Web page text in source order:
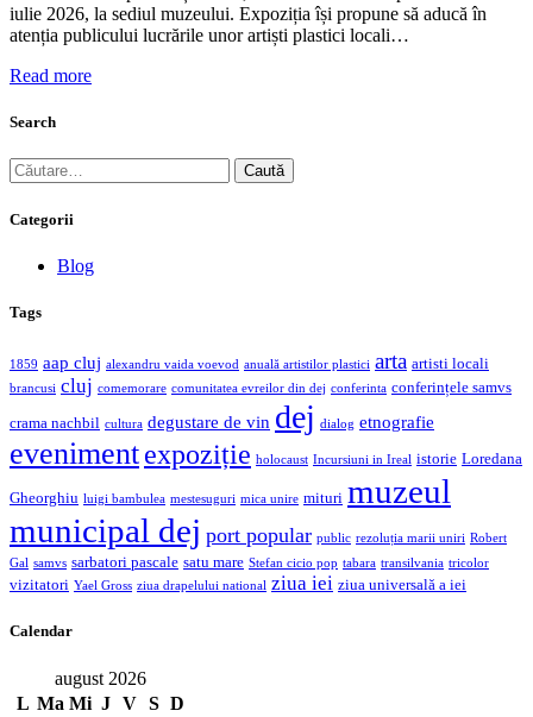
iulie 2026, la sediul muzeului. Expoziția își propune să aducă în
atenția publicului lucrările unor artiști plastici locali…
Read more
Search
Caută
după:
Categorii
Blog
Tags
1859 aap cluj alexandru vaida voevod anuală artistilor plastici arta artisti locali
brancusi cluj comemorare comunitatea evreilor din dej conferinta conferințele samvs
crama nachbil cultura degustare de vin dej dialog etnografie
evenimentexpoziție holocaust Incursiuni in Ireal istorie Loredana
Gheorghiu luigi bambulea mestesuguri mica unire mituri muzeul
municipal dej port popular public rezoluția marii uniri Robert
Gal samvs sarbatori pascale satu mare Stefan cicio pop tabara transilvania tricolor
vizitatori Yael Gross ziua drapelului national ziua iei ziua universală a iei
Calendar
august 2026
L Ma Mi J V S D